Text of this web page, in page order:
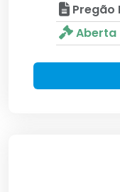
Pregão
Aberta